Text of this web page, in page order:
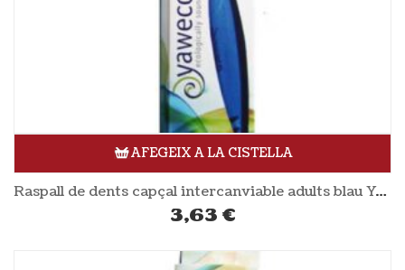
AFEGEIX A LA CISTELLA
Raspall de dents capçal intercanviable adults blau YAWECO
3,63 €